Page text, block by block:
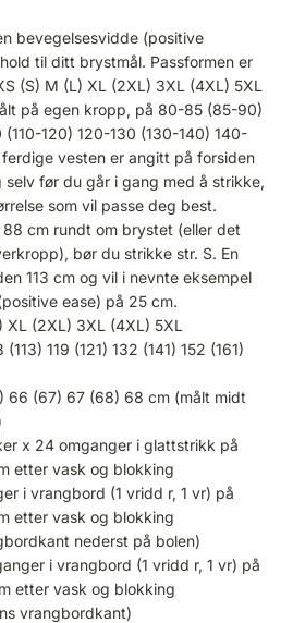
bevegelsesvidde (positive
til ditt brystmål. Passformen er
(S) M (L) XL (2XL) 3XL (4XL) 5XL
på egen kropp, på 80-85 (85-90)
120) 120-130 (130-140) 140-
vesten er angitt på forsiden
før du går i gang med å strikke,
som vil passe deg best.
88 cm rundt om brystet (eller det
bør du strikke str. S. En
113 cm og vil i nevnte eksempel
ease) på 25 cm.
XL (2XL) 3XL (4XL) 5XL
(113) 119 (121) 132 (141) 152 (161)
66 (67) 67 (68) 68 cm (målt midt
x 24 omganger i glattstrikk på
etter vask og blokking
i vrangbord (1 vridd r, 1 vr) på
etter vask og blokking
nederst på bolen)
i vrangbord (1 vridd r, 1 vr) på
etter vask og blokking
vrangbordkant)